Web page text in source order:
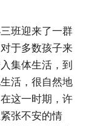
班迎来了一群
于多数孩子来
集体生活，到
活，很自然地
这一时期，许
张不安的情